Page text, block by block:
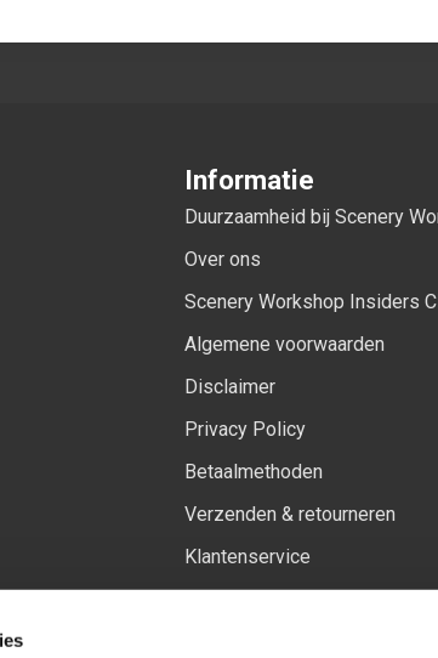
Informatie
Duurzaamheid bij Scenery
Over ons
Scenery Workshop Insiders
Algemene voorwaarden
Disclaimer
Privacy Policy
Betaalmethoden
Verzenden & retourneren
Klantenservice